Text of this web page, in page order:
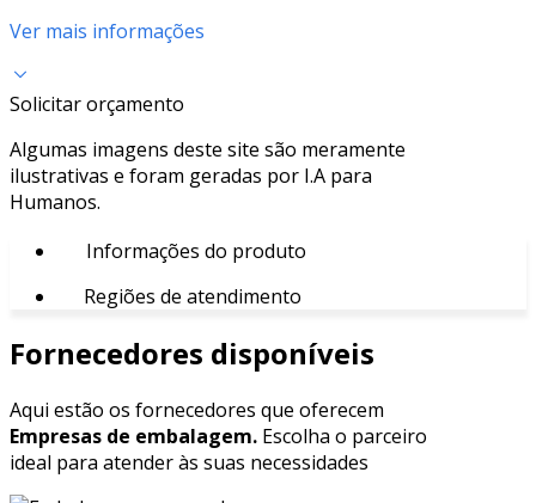
Ver mais informações
Solicitar orçamento
Algumas imagens deste site são meramente
ilustrativas e foram geradas por I.A para
Humanos.
Informações do produto
Regiões de atendimento
Fornecedores disponíveis
Aqui estão os fornecedores que oferecem
Empresas de embalagem. Escolha o parceiro
ideal para atender às suas necessidades